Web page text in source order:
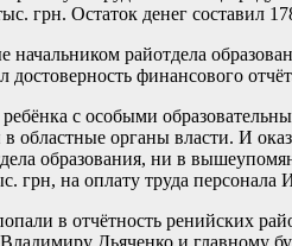
грн. Остаток денег составил
райотдела
достоверность финансового
с особыми
областные органы власти. И
образования, ни в
грн, на оплату труда
в отчётность ренийских
Дьяченко и главному